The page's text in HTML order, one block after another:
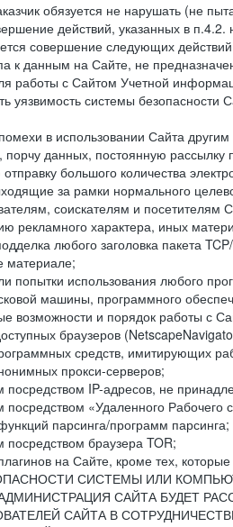
обязуется не нарушать (не
действий, указанных в
совершение следующих
к данным на Сайте, не
работы с Сайтом Учетной
уязвимость системы
в использовании Сайта
порчу данных, постоянную
большого количества
за рамки нормального
соискателям и
рекламного характера, иных
любого заголовка пакета
материале;
попытки использования любого
машины, программного
возможности и порядок работы с
браузеров
средств, имитирующих
прокси-серверов;
IP-адресов, не
«Удаленного Рабочего
парсинга/программ парсинга;
браузера TOR;
на Сайте, кроме тех,
СИСТЕМЫ ИЛИ
САЙТА БУДЕТ
САЙТА В